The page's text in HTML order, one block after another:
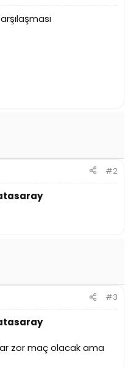
#2
#3
zor maç olacak ama